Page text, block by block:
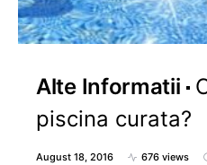
Alte Informatii
piscina curata?
August 18, 2016 676 views